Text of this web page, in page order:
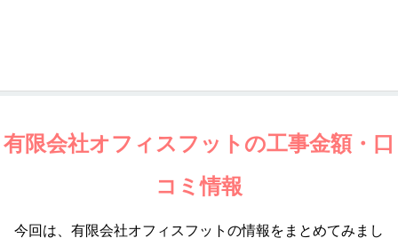
有限会社オフィスフットの工事金額・口
コミ情報
今回は、有限会社オフィスフットの情報をまとめてみまし